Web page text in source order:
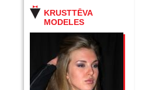
KRUSTTĒVA
MODELES